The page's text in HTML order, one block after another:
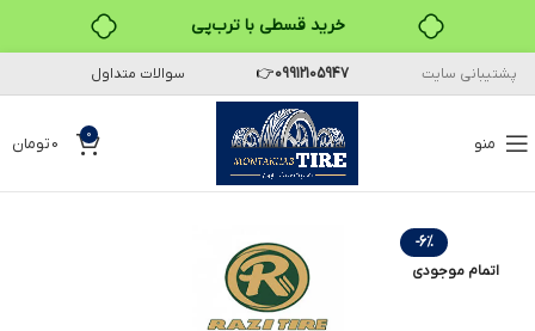
خرید قسطی با ترب‌پی
پشتیبانی سایت 09912105947
👉 سوالات متداول
منو 0
0تومان
-6%
اتمام موجودی